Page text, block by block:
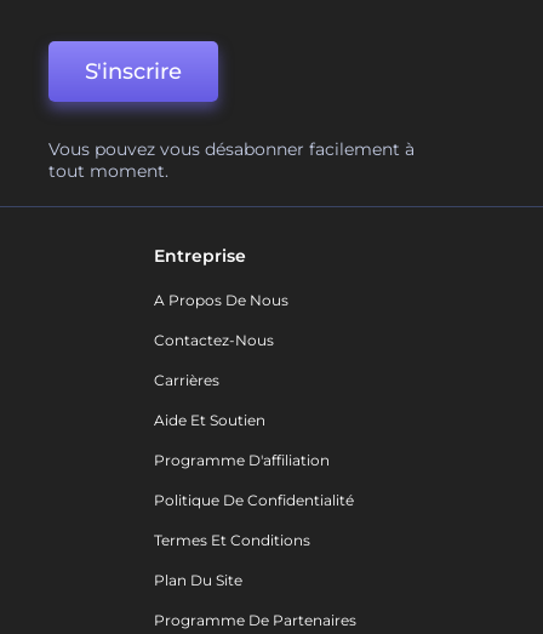
S'inscrire
Vous pouvez vous désabonner facilement à
tout moment.
Entreprise
A Propos De Nous
Contactez-Nous
Carrières
Aide Et Soutien
Programme D'affiliation
Politique De Confidentialité
Termes Et Conditions
Plan Du Site
Programme De Partenaires